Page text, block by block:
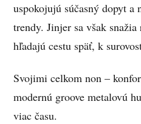
uspokojujú súčasný dopyt a
trendy. Jinjer sa však
hľadajú cestu späť, k
Svojimi celkom non –
modernú groove metalovú
viac času.